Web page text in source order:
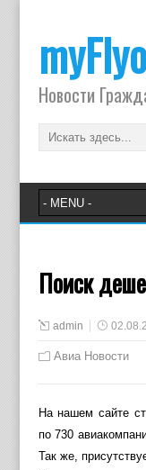
Новости
Поиск
admin
Авиа Новости
На нашем сайте
по 730
Так же,